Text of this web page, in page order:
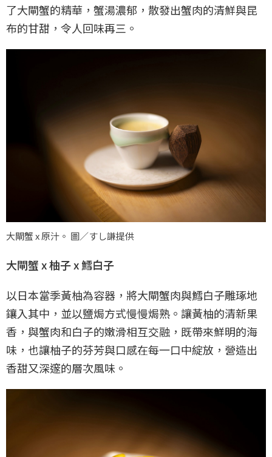
了大閘蟹的精華，蟹湯濃郁，散發出蟹肉的清鮮與昆
布的甘甜，令人回味再三。
大閘蟹 x 原汁。 圖／すし謙提供
大閘蟹 x 柚子 x 鱈白子
以日本當季黃柚為容器，將大閘蟹肉與鱈白子雕琢地
鑲入其中，並以鹽焗方式慢慢焗熟。讓黃柚的清新果
香，與蟹肉和白子的嫩滑相互交融，既帶來鮮明的海
味，也讓柚子的芬芳與口感在每一口中綻放，營造出
香甜又深邃的層次風味。